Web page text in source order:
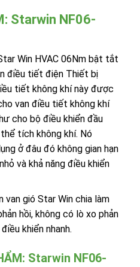
Starwin NF06-
Win HVAC 06Nm bật tắt
điều tiết điện Thiết bị
tiết không khí này được
van điều tiết không khí
cho bộ điều khiển đầu
tích không khí. Nó
ở đâu đó không gian hạn
và khả năng điều khiển
van gió Star Win chia làm
hồi, không có lò xo phản
khiển nhanh.
Starwin NF06-